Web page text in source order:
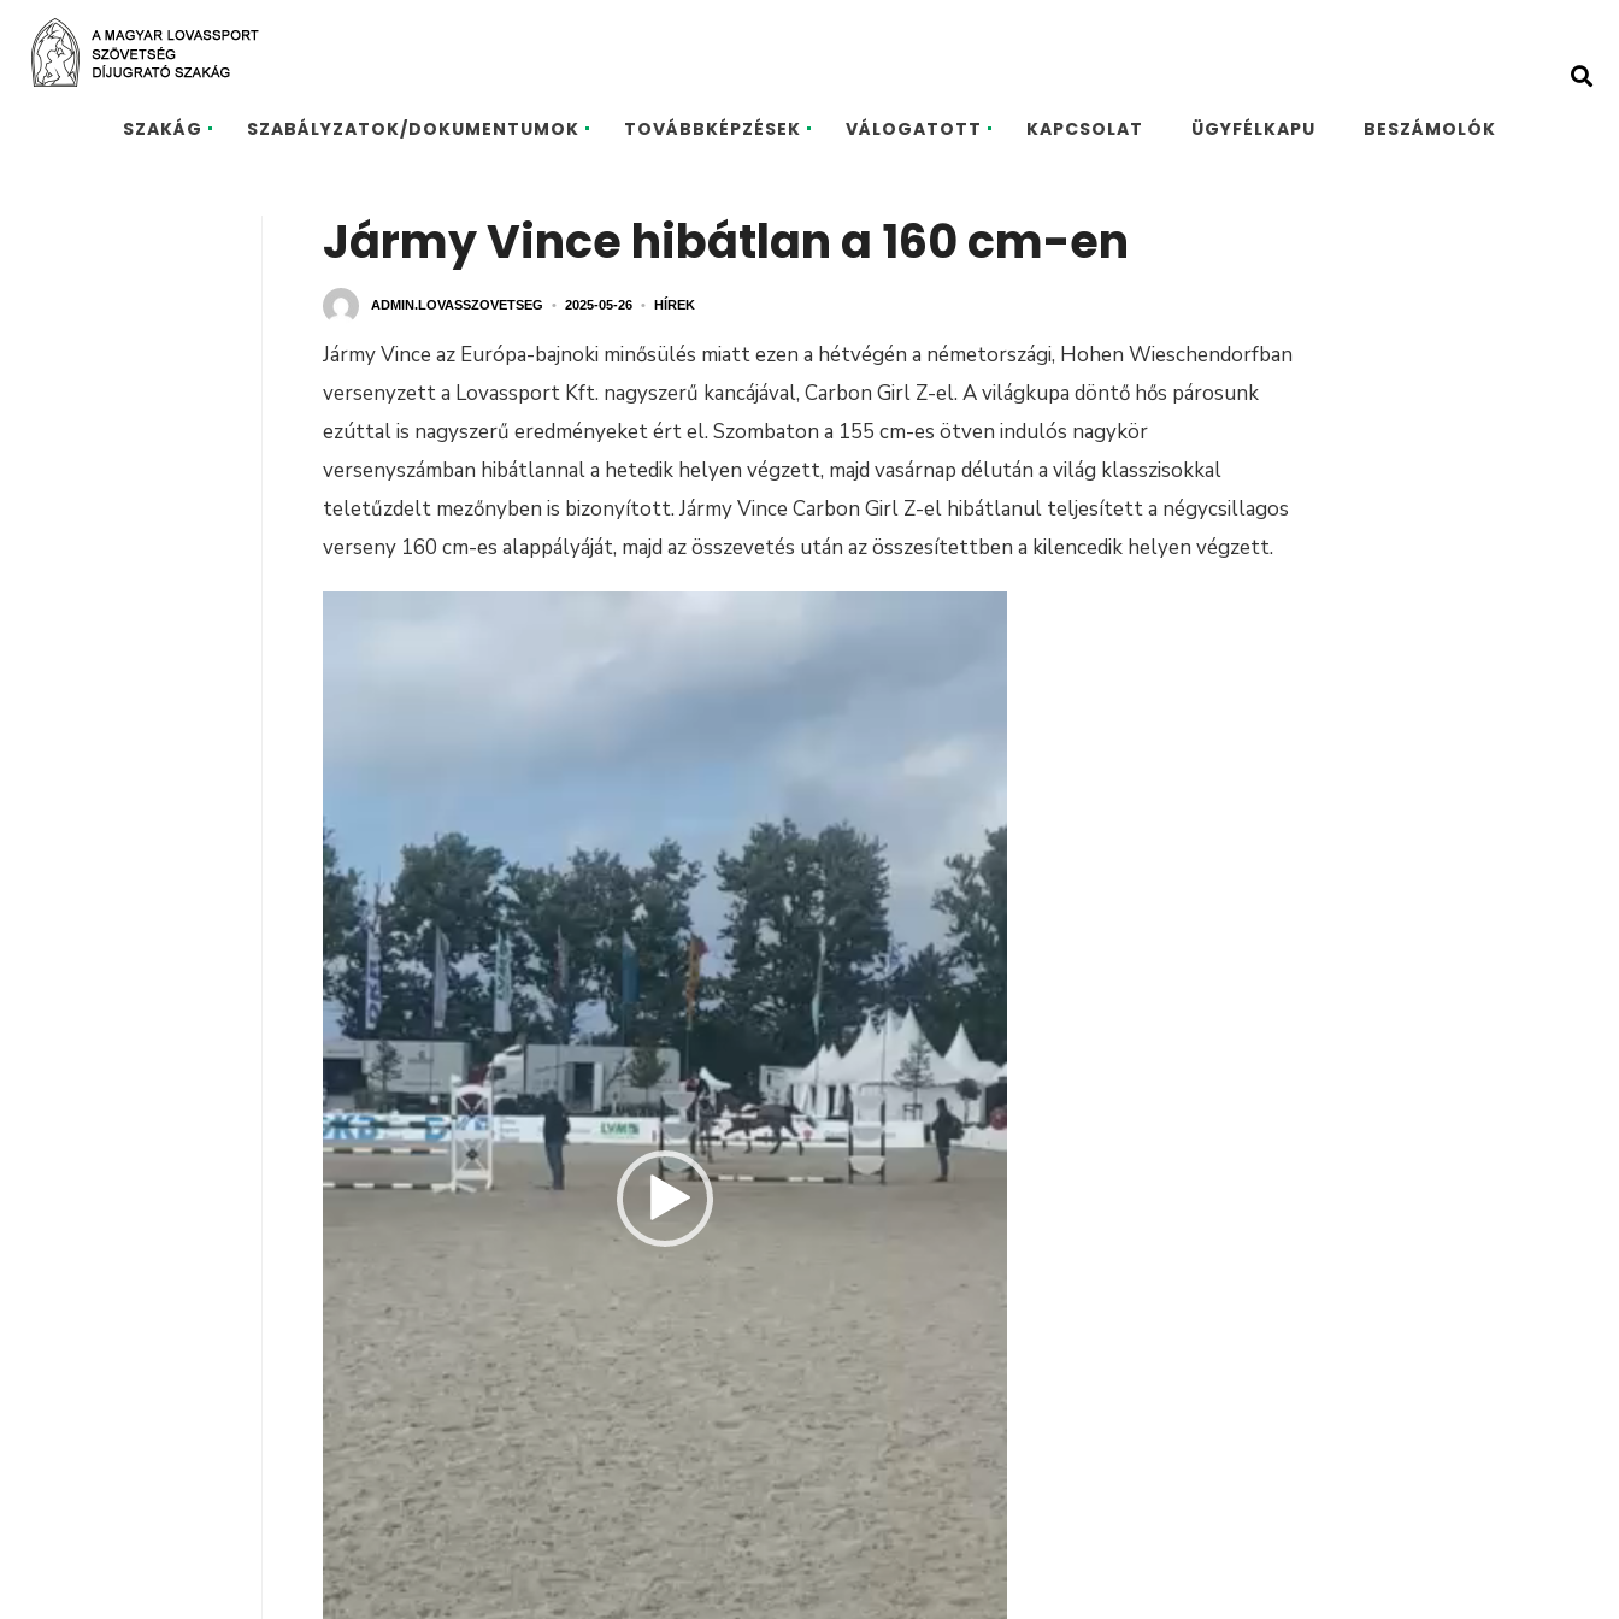
SZAKÁG SZABÁLYZATOK/DOKUMENTUMOK TOVÁBBKÉPZÉSEK VÁLOGATOTT KAPCSOLAT ÜGYFÉLKAPU BESZÁMOLÓK
Jármy Vince hibátlan a 160 cm-en
ADMIN.LOVASSZOVETSEG • 2025-05-26 • HÍREK
Jármy Vince az Európa-bajnoki minősülés miatt ezen a hétvégén a németországi, Hohen Wieschendorfban
versenyzett a Lovassport Kft. nagyszerű kancájával, Carbon Girl Z-el. A világkupa döntő hős párosunk
ezúttal is nagyszerű eredményeket ért el. Szombaton a 155 cm-es ötven indulós nagykör
versenyszámban hibátlannal a hetedik helyen végzett, majd vasárnap délután a világ klasszisokkal
teletűzdelt mezőnyben is bizonyított. Jármy Vince Carbon Girl Z-el hibátlanul teljesített a négycsillagos
verseny 160 cm-es alappályáját, majd az összevetés után az összesítettben a kilencedik helyen végzett.